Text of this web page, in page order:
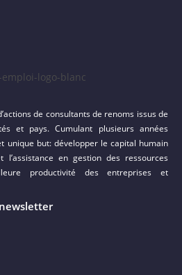
de consultants de renoms issus de
et pays. Cumulant plusieurs années
unique but: développer le capital humain
en gestion des ressources
productivité des entreprises et